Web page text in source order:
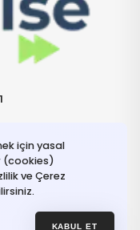
için yasal
(cookies)
ve Çerez
KABUL ET